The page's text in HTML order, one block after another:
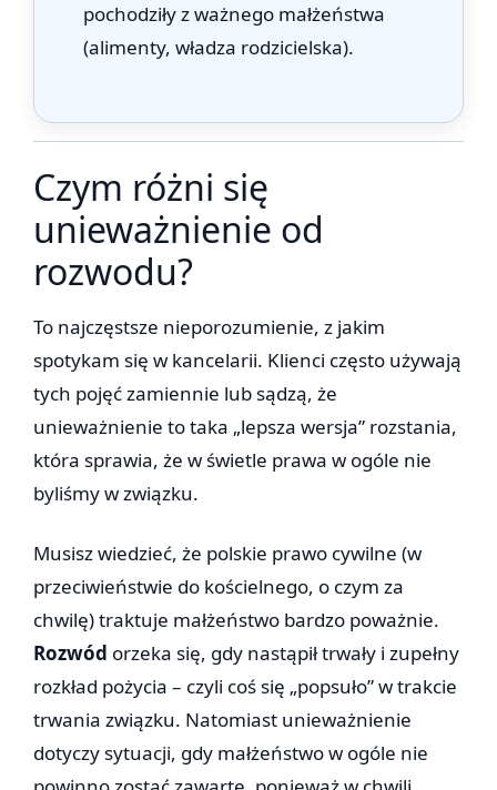
pochodziły z ważnego małżeństwa
(alimenty, władza rodzicielska).
Czym różni się
unieważnienie od
rozwodu?
To najczęstsze nieporozumienie, z jakim
spotykam się w kancelarii. Klienci często używają
tych pojęć zamiennie lub sądzą, że
unieważnienie to taka „lepsza wersja” rozstania,
która sprawia, że w świetle prawa w ogóle nie
byliśmy w związku.
Musisz wiedzieć, że polskie prawo cywilne (w
przeciwieństwie do kościelnego, o czym za
chwilę) traktuje małżeństwo bardzo poważnie.
Rozwód orzeka się, gdy nastąpił trwały i zupełny
rozkład pożycia – czyli coś się „popsuło” w trakcie
trwania związku. Natomiast unieważnienie
dotyczy sytuacji, gdy małżeństwo w ogóle nie